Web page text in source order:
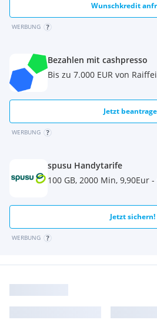
Wunschkredit
WERBUNG
Bezahlen mit cashpresso
Bis zu 7.000 EUR von
Jetzt
WERBUNG
spusu Handytarife
100 GB, 2000 Min, 9,90Eur
Jetzt sichern!
WERBUNG